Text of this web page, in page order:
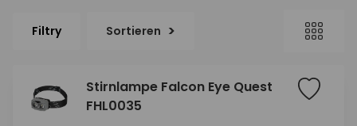
Filtry Sortieren
Stirnlampe Falcon Eye Quest
FHL0035